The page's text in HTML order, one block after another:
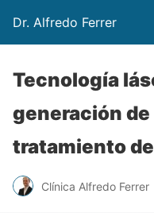
Dr. Alfredo Ferrer
Tecnología
generación de
tratamiento
Clínica Alfredo Ferrer